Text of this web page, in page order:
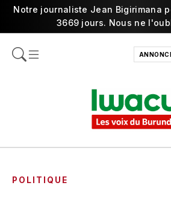
Notre journaliste Jean Bigirimana
3669 jours. Nous ne
POLITIQUE